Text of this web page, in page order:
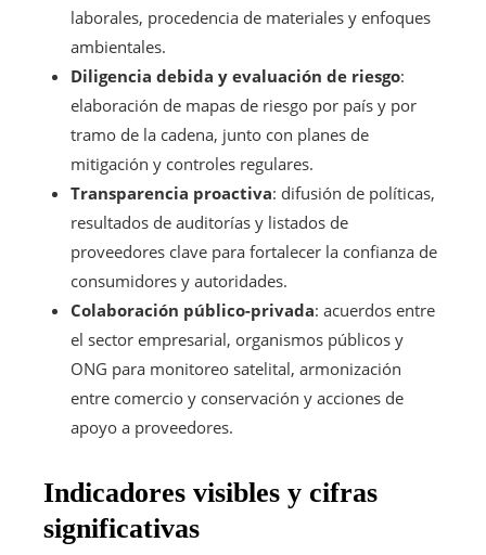
laborales, procedencia de materiales y enfoques
ambientales.
Diligencia debida y evaluación de riesgo:
elaboración de mapas de riesgo por país y por
tramo de la cadena, junto con planes de
mitigación y controles regulares.
Transparencia proactiva: difusión de políticas,
resultados de auditorías y listados de
proveedores clave para fortalecer la confianza de
consumidores y autoridades.
Colaboración público-privada: acuerdos entre
el sector empresarial, organismos públicos y
ONG para monitoreo satelital, armonización
entre comercio y conservación y acciones de
apoyo a proveedores.
Indicadores visibles y cifras
significativas